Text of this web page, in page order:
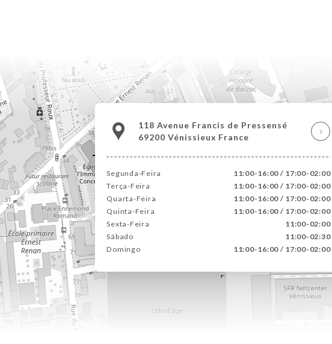
118 Avenue Francis de Pressensé
69200 Vénissieux France
Segunda-Feira
11:00-16:00 / 17:00-02:00
Terça-Feira
11:00-16:00 / 17:00-02:00
Quarta-Feira
11:00-16:00 / 17:00-02:00
Quinta-Feira
11:00-16:00 / 17:00-02:00
Sexta-Feira
11:00-02:00
Sábado
11:00-02:30
Domingo
11:00-16:00 / 17:00-02:00